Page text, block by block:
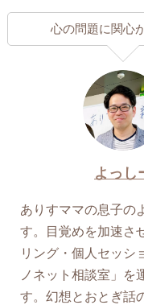
心の問題に関心
よっし
ありすママの息子の
す。目覚めを加速さ
リング・個人セッシ
ノネット相談室」を
す。幻想とおとぎ話